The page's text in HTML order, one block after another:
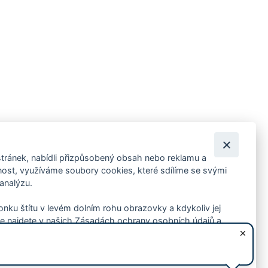
pozvánky na kulturní a sportovní akce?
nabídli přizpůsobený obsah nebo reklamu a
využíváme soubory cookies, které sdílíme se svými
štítu v levém dolním rohu obrazovky a kdykoliv jej
najdete v našich Zásadách ochrany osobních údajů a